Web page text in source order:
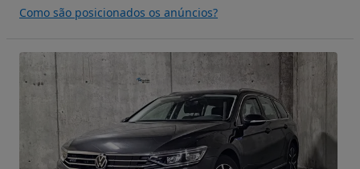
Como são posicionados os anúncios?